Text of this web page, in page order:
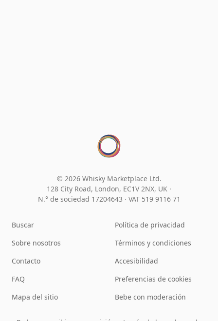
© 2026 Whisky Marketplace Ltd.
128 City Road, London, EC1V 2NX, UK ·
N.° de sociedad 17204643 · VAT 519 9116 71
Buscar
Sobre nosotros
Contacto
FAQ
Mapa del sitio
Política de privacidad
Términos y condiciones
Accesibilidad
Preferencias de cookies
Bebe con moderación